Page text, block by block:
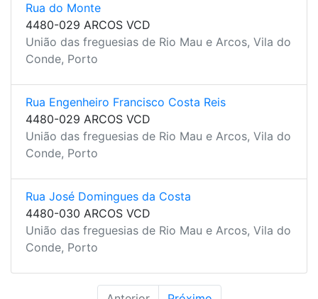
Rua do Monte
4480-029 ARCOS VCD
União das freguesias de Rio Mau e Arcos, Vila do
Conde, Porto
Rua Engenheiro Francisco Costa Reis
4480-029 ARCOS VCD
União das freguesias de Rio Mau e Arcos, Vila do
Conde, Porto
Rua José Domingues da Costa
4480-030 ARCOS VCD
União das freguesias de Rio Mau e Arcos, Vila do
Conde, Porto